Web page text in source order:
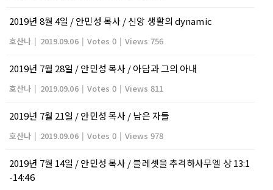
2019년 8월 4일 / 안민성 목사 / 신앙 생활의 dynamic
호산나 | 2019.09.06 | Votes 0 | Views 756
2019년 7월 28일 / 안민성 목사 / 아담과 그의 아내
호산나 | 2019.09.06 | Votes 0 | Views 811
2019년 7월 21일 / 안민성 목사 / 남은 자들
호산나 | 2019.09.06 | Votes 0 | Views 978
2019년 7월 14일 / 안민성 목사 / 블레셋을 추격하사무엘 상 13:1
-14:46